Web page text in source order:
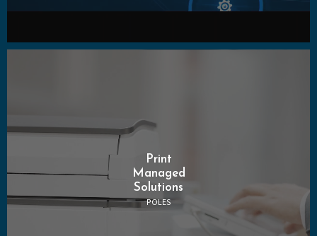
Print
Managed
Solutions
POLES